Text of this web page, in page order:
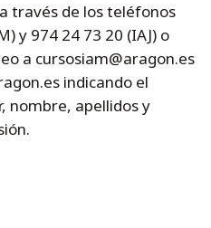
través de los teléfonos
y 974 24 73 20 (IAJ) o
a cursosiam@aragon.es
indicando el
nombre, apellidos y